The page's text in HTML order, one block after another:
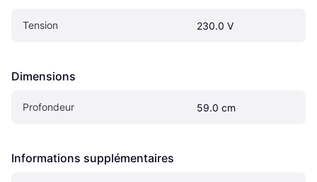
Tension 230.0 V
Dimensions
Profondeur 59.0 cm
Informations supplémentaires